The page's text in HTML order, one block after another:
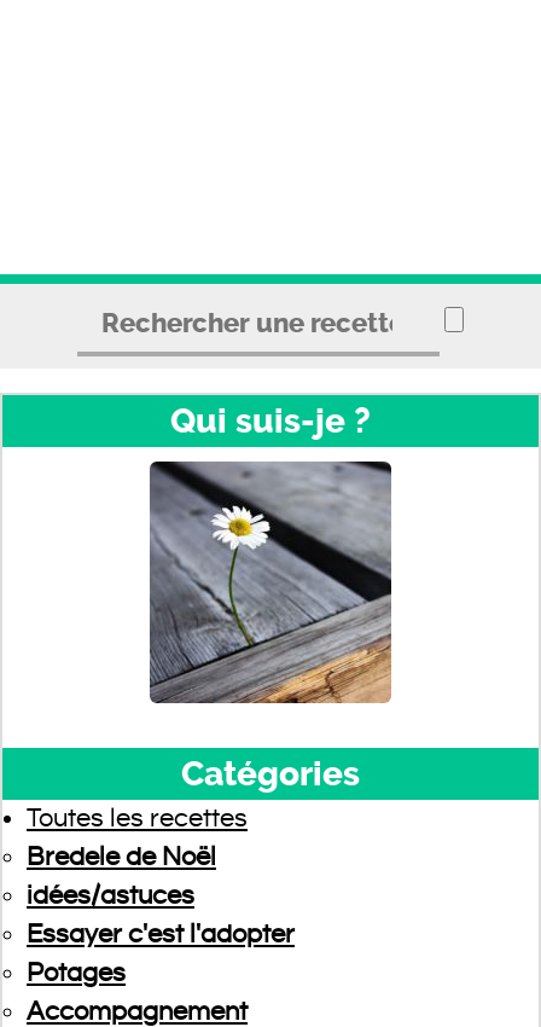
Qui suis-je ?
Catégories
Toutes les recettes
Bredele de Noël
idées/astuces
Essayer c'est l'adopter
Potages
Accompagnement